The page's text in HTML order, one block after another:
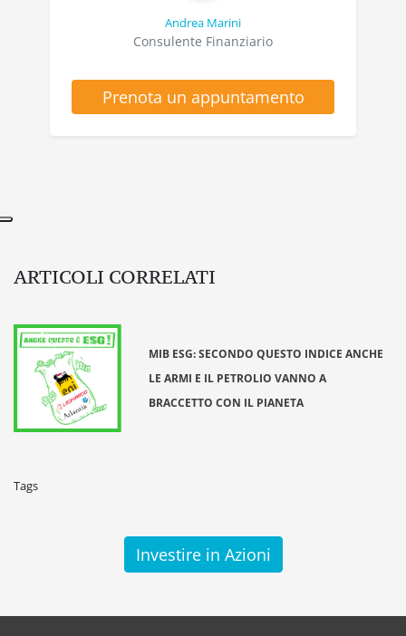
Andrea Marini
Consulente Finanziario
Prenota un appuntamento
ARTICOLI CORRELATI
MIB ESG: SECONDO QUESTO INDICE ANCHE
LE ARMI E IL PETROLIO VANNO A
BRACCETTO CON IL PIANETA
Tags
Investire in Azioni